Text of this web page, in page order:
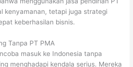
kenyamanan, tetapi juga strategi
keberhasilan bisnis.
Tanpa PT PMA
masuk ke Indonesia tanpa
menghadapi kendala serius. Mereka